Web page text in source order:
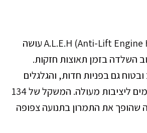
מערכת ה-A.L.E.H (Anti-Lift Engine Hanger) עושה
השלדה בזמן תאוצות חזקות.
גם בפניות חדות, והגלגלים
בגודל 14 אינץ' תורמים ליציבות מעולה. המשקל של 134
שהופך את התמרון בתנועה צפופה